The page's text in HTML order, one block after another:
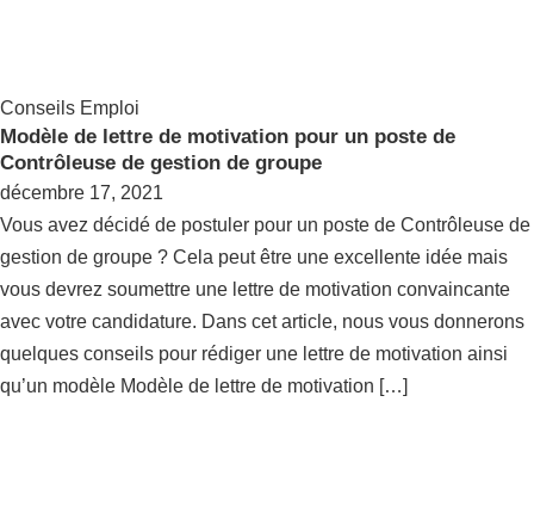
Conseils Emploi
Modèle de lettre de motivation pour un poste de
Contrôleuse de gestion de groupe
décembre 17, 2021
Vous avez décidé de postuler pour un poste de Contrôleuse de
gestion de groupe ? Cela peut être une excellente idée mais
vous devrez soumettre une lettre de motivation convaincante
avec votre candidature. Dans cet article, nous vous donnerons
quelques conseils pour rédiger une lettre de motivation ainsi
qu’un modèle Modèle de lettre de motivation […]